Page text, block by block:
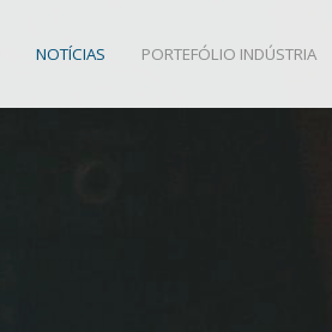
NOTÍCIAS PORTEFÓLIO INDÚSTRIA